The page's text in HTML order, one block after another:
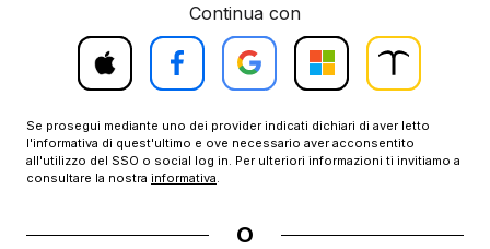
O
Continua con
Accedi
con
Apple
Accedi
con
Facebook
Accedi
con
Google
Accedi
con
Microsoft
Accedi
con
Treccani
Scuola
Se prosegui mediante uno dei provider indicati dichiari di aver letto
l'informativa di quest'ultimo e ove necessario aver acconsentito
all'utilizzo del SSO o social log in. Per ulteriori informazioni ti invitiamo a
consultare la nostra informativa.